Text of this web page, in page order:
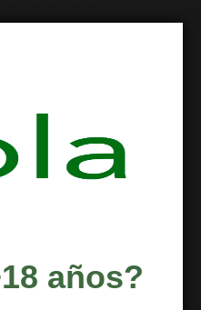
años?